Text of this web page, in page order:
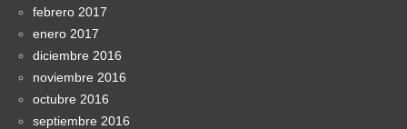
febrero 2017
enero 2017
diciembre 2016
noviembre 2016
octubre 2016
septiembre 2016